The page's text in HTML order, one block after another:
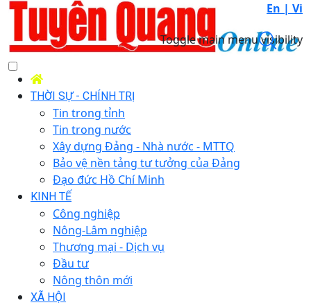
En | Vi
Toggle main menu visibility
THỜI SỰ - CHÍNH TRỊ
Tin trong tỉnh
Tin trong nước
Xây dựng Đảng - Nhà nước - MTTQ
Bảo vệ nền tảng tư tưởng của Đảng
Đạo đức Hồ Chí Minh
KINH TẾ
Công nghiệp
Nông-Lâm nghiệp
Thương mại - Dịch vụ
Đầu tư
Nông thôn mới
XÃ HỘI